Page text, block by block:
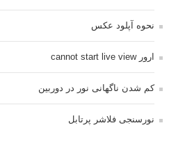
نحوه آپلود عکس
ارور cannot start live view
کم شدن ناگهانی نور در دوربین
نورسنجی فلاشر پرتابل